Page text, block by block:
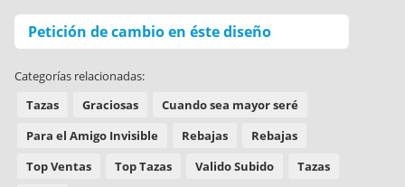
Petición de cambio en éste diseño
Categorías relacionadas:
Tazas
Graciosas
Cuando sea mayor seré
Para el Amigo Invisible
Rebajas
Rebajas
Top Ventas
Top Tazas Valido Subido
Tazas